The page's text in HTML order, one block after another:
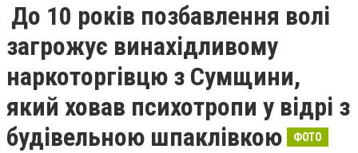
До 10 років позбавлення волі
загрожує винахідливому
наркоторгівцю з Сумщини,
який ховав психотропи у відрі з
будівельною шпаклівкою
ФОТО